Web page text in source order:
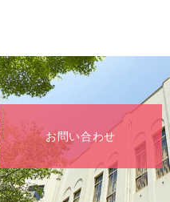
お問い合わせ